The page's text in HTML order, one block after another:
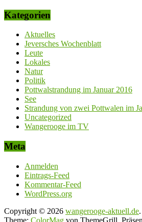
Kategorien
Aktuelles
Jeversches Wochenblatt
Leute
Lokales
Natur
Politik
Pottwalstrandung im Januar 2016
See
Strandung von zwei Pottwalen im
Uncategorized
Wangerooge im TV
Meta
Anmelden
Eintrags-Feed
Kommentar-Feed
WordPress.org
Copyright © 2026 wangerooge-aktuell.de
Theme: ColorMag von ThemeGrill.